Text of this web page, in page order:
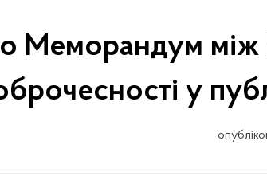
Меморандум
у